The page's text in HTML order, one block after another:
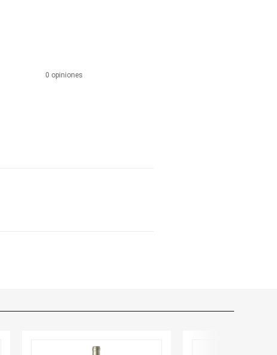
0 opiniones